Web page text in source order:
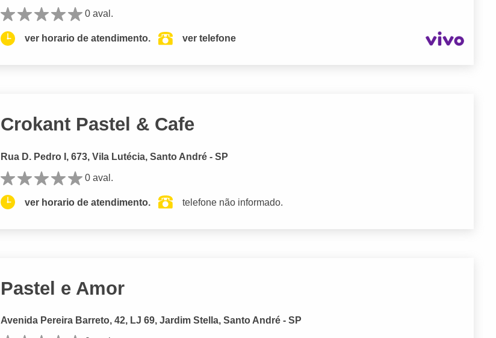
0 aval.
ver horario de atendimento. ver telefone
Crokant Pastel & Cafe
Rua D. Pedro I, 673, Vila Lutécia, Santo André - SP
0 aval.
ver horario de atendimento. telefone não informado.
Pastel e Amor
Avenida Pereira Barreto, 42, LJ 69, Jardim Stella, Santo André - SP